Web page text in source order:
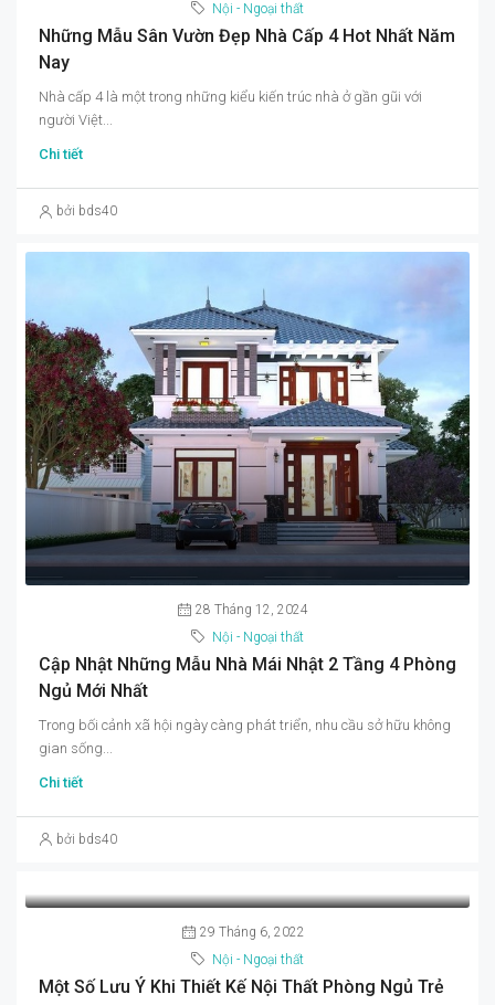
Nội - Ngoại thất
Những Mẫu Sân Vườn Đẹp Nhà Cấp 4 Hot Nhất Năm
Nay
Nhà cấp 4 là một trong những kiểu kiến trúc nhà ở gần gũi với
người Việt...
Chi tiết
bởi bds40
28 Tháng 12, 2024
Nội - Ngoại thất
Cập Nhật Những Mẫu Nhà Mái Nhật 2 Tầng 4 Phòng
Ngủ Mới Nhất
Trong bối cảnh xã hội ngày càng phát triển, nhu cầu sở hữu không
gian sống...
Chi tiết
bởi bds40
29 Tháng 6, 2022
Nội - Ngoại thất
Một Số Lưu Ý Khi Thiết Kế Nội Thất Phòng Ngủ Trẻ